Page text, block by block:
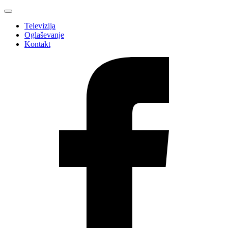
Televizija
Oglaševanje
Kontakt